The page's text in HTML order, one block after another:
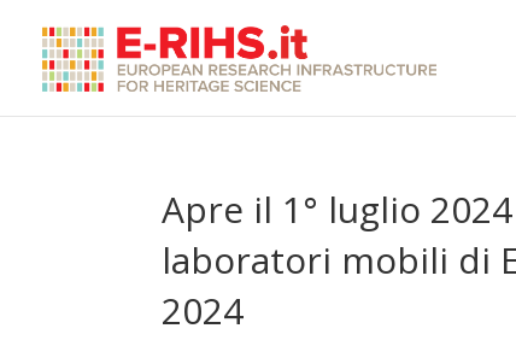
Apre il 1° luglio
laboratori mobili di
2024